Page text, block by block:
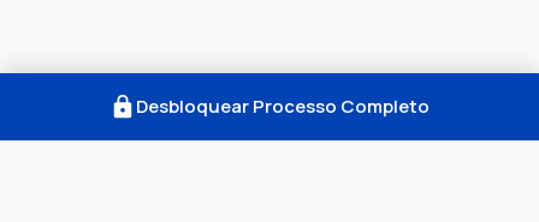
Desbloquear Processo Completo